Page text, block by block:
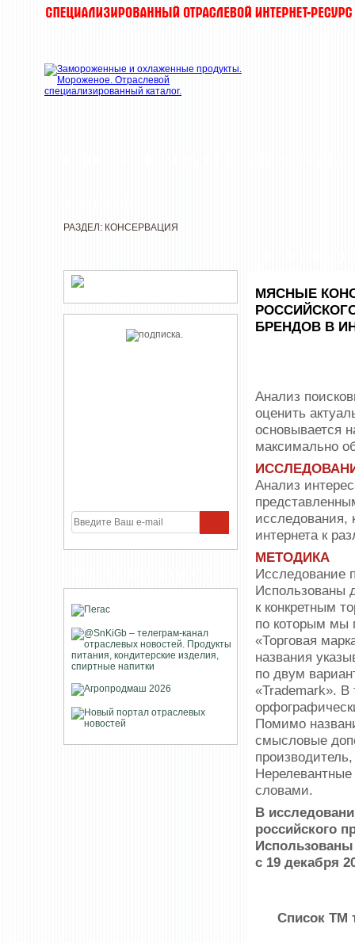
РАЗДЕЛ: КОНСЕРВАЦИЯ
МЯСНЫЕ
БРЕНДОВ В
Анализ
оценить
основывается
максимально
Анализ
исследования,
интернета к
МЕТОДИКА
Исследование
Использованы
к конкретным
по которым мы
«Торговая
названия
по двум
«Trademark». В
Помимо
смысловые
словами.
В
российского
с 19 декабря
Список ТМ